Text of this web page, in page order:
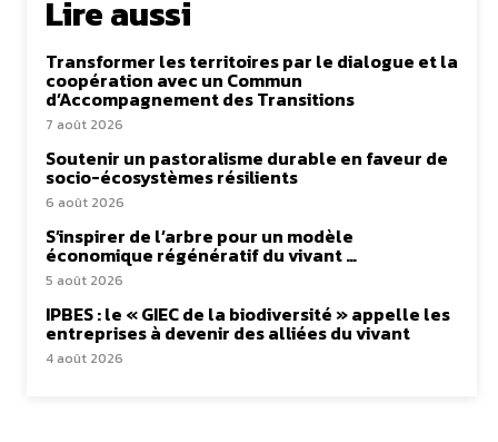
Lire aussi
Transformer les territoires par le dialogue et la
coopération avec un Commun
d’Accompagnement des Transitions
7 août 2026
Soutenir un pastoralisme durable en faveur de
socio-écosystèmes résilients
6 août 2026
S’inspirer de l’arbre pour un modèle
économique régénératif du vivant …
5 août 2026
IPBES : le « GIEC de la biodiversité » appelle les
entreprises à devenir des alliées du vivant
4 août 2026